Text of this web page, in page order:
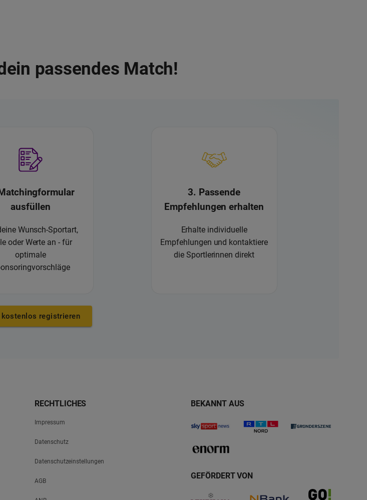
passendes Match!
ausfüllen
Wunsch-Sportart,
oder Werte an - für
optimale
3. Passende
Empfehlungen erhalten
Erhalte individuelle
Empfehlungen und kontaktiere
die Sportlerinnen direkt
registrieren
RECHTLICHES
Impressum
Datenschutz
Datenschutzeinstellungen
AGB
BEKANNT AUS
GEFÖRDERT VON